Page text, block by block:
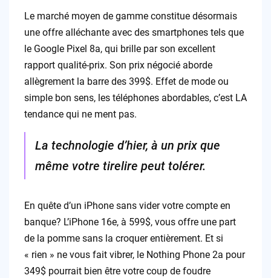
Le marché moyen de gamme constitue désormais
une offre alléchante avec des smartphones tels que
le Google Pixel 8a, qui brille par son excellent
rapport qualité-prix. Son prix négocié aborde
allègrement la barre des 399$. Effet de mode ou
simple bon sens, les téléphones abordables, c’est LA
tendance qui ne ment pas.
La technologie d’hier, à un prix que
même votre tirelire peut tolérer.
En quête d’un iPhone sans vider votre compte en
banque? L’iPhone 16e, à 599$, vous offre une part
de la pomme sans la croquer entièrement. Et si
« rien » ne vous fait vibrer, le Nothing Phone 2a pour
349$ pourrait bien être votre coup de foudre